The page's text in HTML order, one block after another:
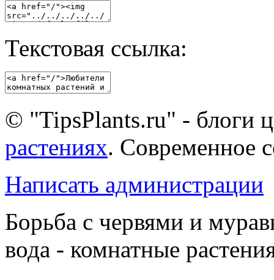
Текстовая ссылка:
© "TipsPlants.ru" - блоги
растениях. Современное
Написать администрации
Борьба с червями и
вода - комнатные